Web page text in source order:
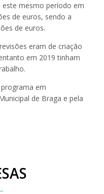
este mesmo período em
de euros, sendo a
de euros.
eram de criação
em 2019 tinham
em
de Braga e pela